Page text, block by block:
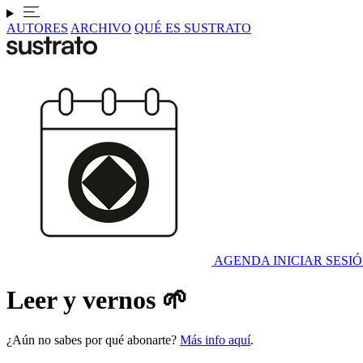
AUTORES ARCHIVO QUÉ ES SUSTRATO
AGENDA INICIAR
Leer y vernos 🌱
¿Aún no sabes por qué abonarte? Más info aquí.